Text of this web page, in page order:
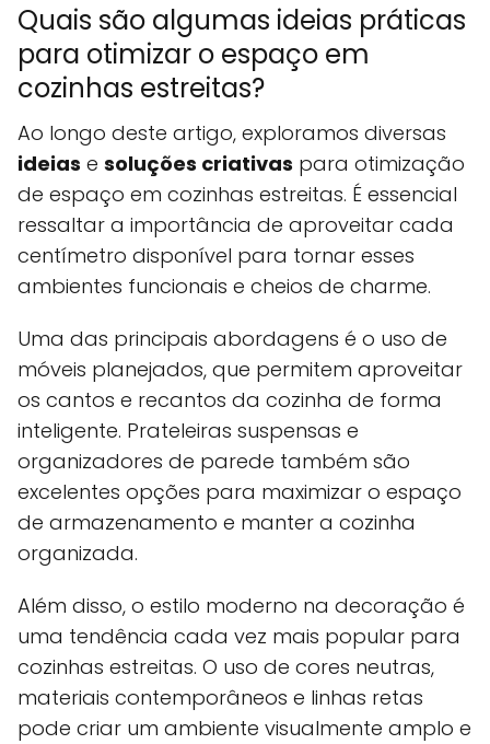
Quais são algumas ideias práticas
para otimizar o espaço em
cozinhas estreitas?
Ao longo deste artigo, exploramos diversas
ideias e soluções criativas para otimização
de espaço em cozinhas estreitas. É essencial
ressaltar a importância de aproveitar cada
centímetro disponível para tornar esses
ambientes funcionais e cheios de charme.
Uma das principais abordagens é o uso de
móveis planejados, que permitem aproveitar
os cantos e recantos da cozinha de forma
inteligente. Prateleiras suspensas e
organizadores de parede também são
excelentes opções para maximizar o espaço
de armazenamento e manter a cozinha
organizada.
Além disso, o estilo moderno na decoração é
uma tendência cada vez mais popular para
cozinhas estreitas. O uso de cores neutras,
materiais contemporâneos e linhas retas
pode criar um ambiente visualmente amplo e